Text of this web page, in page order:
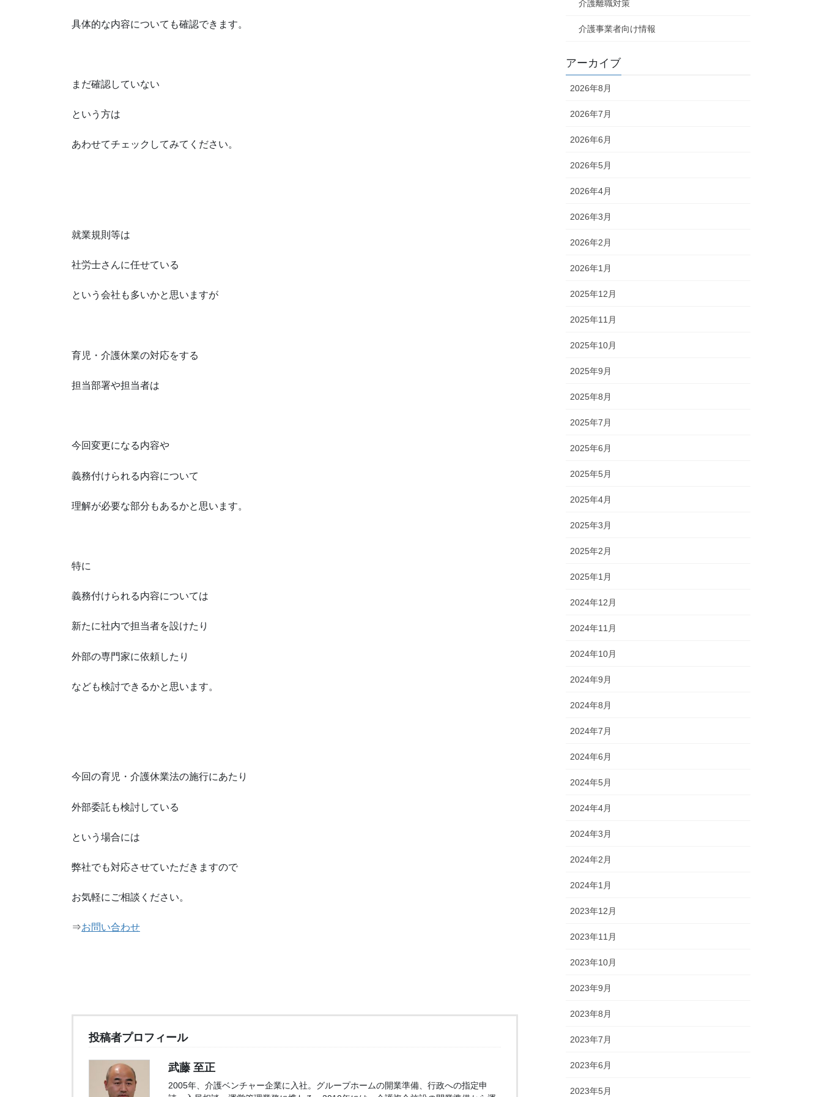
具体的な内容についても確認できます。
まだ確認していない
という方は
あわせてチェックしてみてください。
就業規則等は
社労士さんに任せている
という会社も多いかと思いますが
育児・介護休業の対応をする
担当部署や担当者は
今回変更になる内容や
義務付けられる内容について
理解が必要な部分もあるかと思います。
特に
義務付けられる内容については
新たに社内で担当者を設けたり
外部の専門家に依頼したり
なども検討できるかと思います。
今回の育児・介護休業法の施行にあたり
外部委託も検討している
という場合には
弊社でも対応させていただきますので
お気軽にご相談ください。
⇒お問い合わせ
投稿者プロフィール
武藤 至正
2005年、介護ベンチャー企業に入社。グループホームの開業準備、行政への指定申
介護離職対策
介護事業者向け情報
アーカイブ
2026年8月
2026年7月
2026年6月
2026年5月
2026年4月
2026年3月
2026年2月
2026年1月
2025年12月
2025年11月
2025年10月
2025年9月
2025年8月
2025年7月
2025年6月
2025年5月
2025年4月
2025年3月
2025年2月
2025年1月
2024年12月
2024年11月
2024年10月
2024年9月
2024年8月
2024年7月
2024年6月
2024年5月
2024年4月
2024年3月
2024年2月
2024年1月
2023年12月
2023年11月
2023年10月
2023年9月
2023年8月
2023年7月
2023年6月
2023年5月